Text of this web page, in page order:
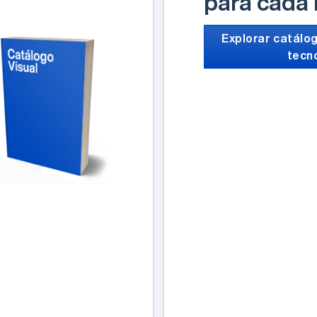
Explorar